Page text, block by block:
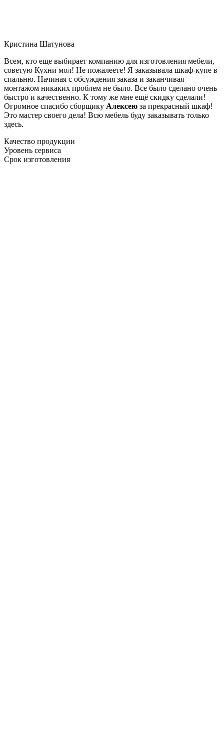
Кристина Шатунова
Всем, кто еще выбирает компанию для изготовления мебели,
советую Кухни мол! Не пожалеете! Я заказывала шкаф-купе в
спальню. Начиная с обсуждения заказа и заканчивая
монтажом никаких проблем не было. Все было сделано очень
быстро и качественно. К тому же мне ещё скидку сделали!
Огромное спасибо сборщику Алексею за прекрасный шкаф!
Это мастер своего дела! Всю мебель буду заказывать только
здесь.
Качество продукции
Уровень сервиса
Срок изготовления